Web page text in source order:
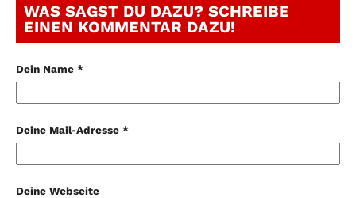
WAS SAGST DU DAZU? SCHREIBE
EINEN KOMMENTAR DAZU!
Dein Name *
Deine Mail-Adresse *
Deine Webseite